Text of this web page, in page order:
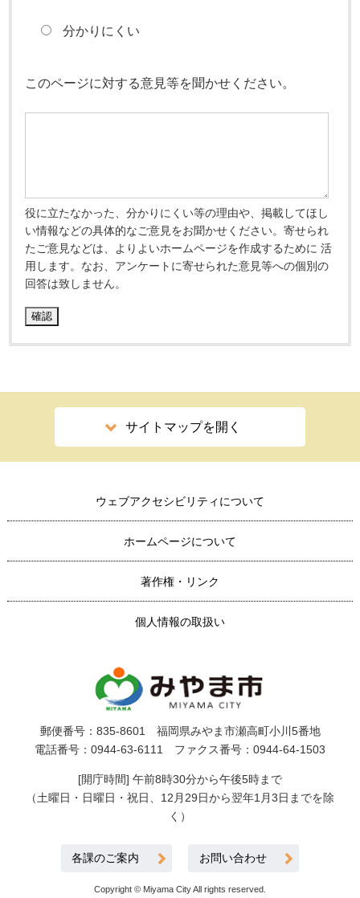
分かりにくい
このページに対する意見等を聞かせください。
役に立たなかった、分かりにくい等の理由や、掲載してほし
い情報などの具体的なご意見をお聞かせください。寄せられ
たご意見などは、よりよいホームページを作成するために 活
用します。なお、アンケートに寄せられた意見等への個別の
回答は致しません。
サイトマップを開く
ウェブアクセシビリティについて
ホームページについて
著作権・リンク
個人情報の取扱い
郵便番号：835-8601 福岡県みやま市瀬高町小川5番地
電話番号：0944-63-6111 ファクス番号：0944-64-1503
[開庁時間] 午前8時30分から午後5時まで
（土曜日・日曜日・祝日、12月29日から翌年1月3日までを除
く）
各課のご案内 お問い合わせ
Copyright © Miyama City All rights reserved.